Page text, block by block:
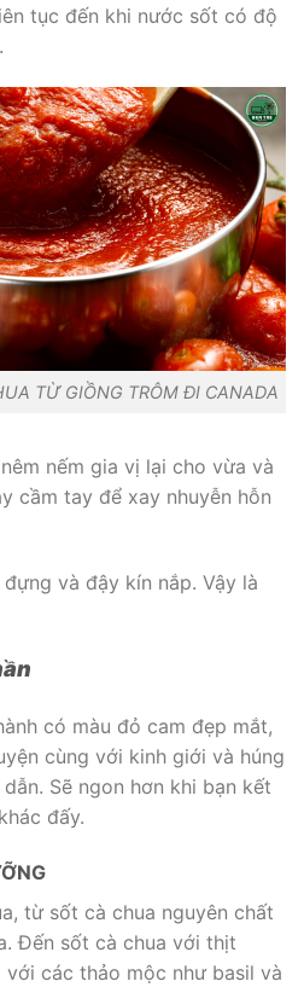
tục đến khi nước sốt có độ
TỪ GIỒNG TRÔM ĐI CANADA
nếm gia vị lại cho vừa và
cầm tay để xay nhuyễn hỗn
và đậy kín nắp. Vậy là
có màu đỏ cam đẹp mắt,
cùng với kinh giới và húng
Sẽ ngon hơn khi bạn kết
đấy.
từ sốt cà chua nguyên chất
Đến sốt cà chua với thịt
các thảo mộc như basil và